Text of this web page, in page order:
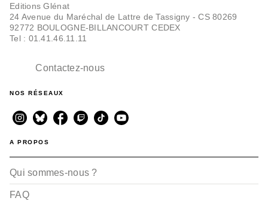
Editions Glénat
24 Avenue du Maréchal de Lattre de Tassigny - CS 80269
92772 BOULOGNE-BILLANCOURT CEDEX
Tel : 01.41.46.11.11
Contactez-nous
NOS RÉSEAUX
A PROPOS
Qui sommes-nous ?
FAQ